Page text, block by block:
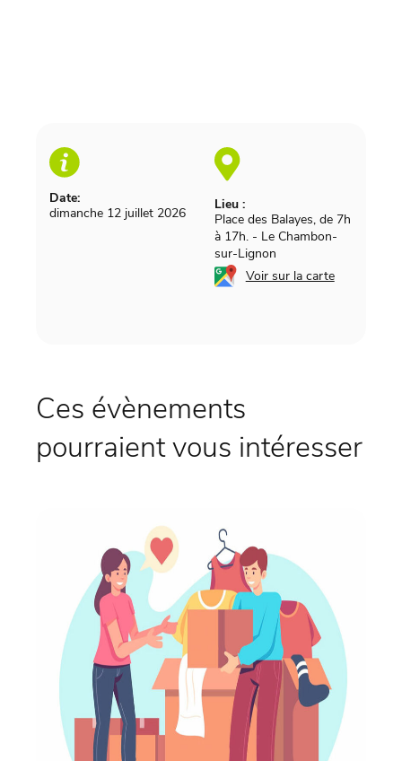
Date:
dimanche 12 juillet 2026
Lieu :
Place des Balayes, de 7h
à 17h. - Le Chambon-
sur-Lignon
Voir sur la carte
Ces évènements
pourraient vous intéresser